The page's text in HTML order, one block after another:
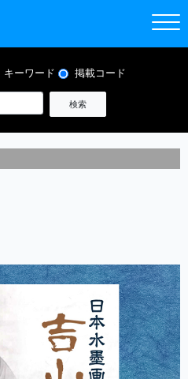
キーワード 掲載コード